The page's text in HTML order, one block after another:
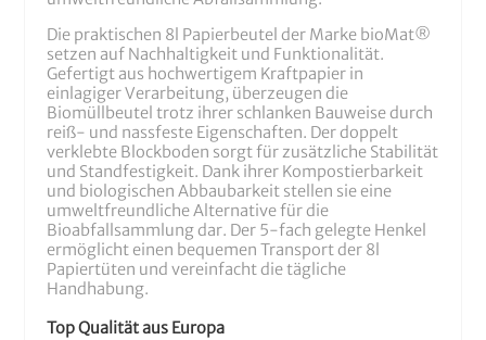
Die praktischen 8l Papierbeutel der Marke bioMat®
setzen auf Nachhaltigkeit und Funktionalität.
Gefertigt aus hochwertigem Kraftpapier in
einlagiger Verarbeitung, überzeugen die
Biomüllbeutel trotz ihrer schlanken Bauweise durch
reiß- und nassfeste Eigenschaften. Der doppelt
verklebte Blockboden sorgt für zusätzliche Stabilität
und Standfestigkeit. Dank ihrer Kompostierbarkeit
und biologischen Abbaubarkeit stellen sie eine
umweltfreundliche Alternative für die
Bioabfallsammlung dar. Der 5-fach gelegte Henkel
ermöglicht einen bequemen Transport der 8l
Papiertüten und vereinfacht die tägliche
Handhabung.
Top Qualität aus Europa